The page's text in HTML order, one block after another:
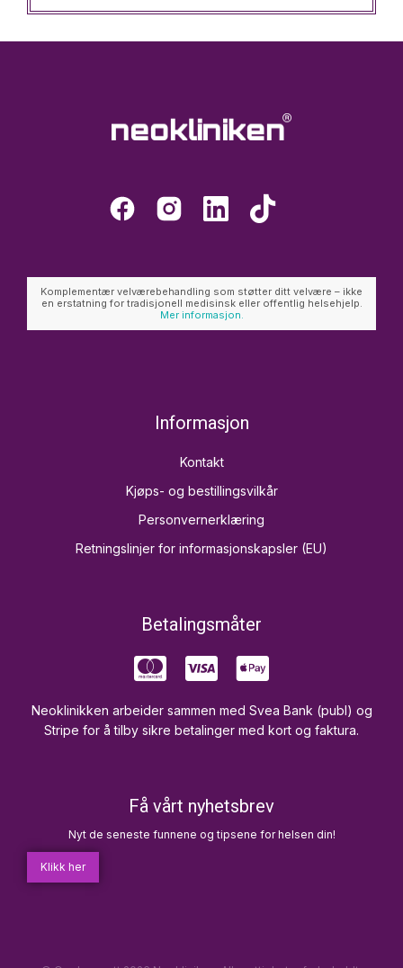
Komplementær velværebehandling som støtter ditt velvære – ikke
en erstatning for tradisjonell medisinsk eller offentlig helsehjelp.
Mer informasjon.
Informasjon
Kontakt
Kjøps- og bestillingsvilkår
Personvernerklæring
Retningslinjer for informasjonskapsler (EU)
Betalingsmåter
Neoklinikken arbeider sammen med Svea Bank (publ) og
Stripe for å tilby sikre betalinger med kort og faktura.
Få vårt nyhetsbrev
Nyt de seneste funnene og tipsene for helsen din!
Klikk her